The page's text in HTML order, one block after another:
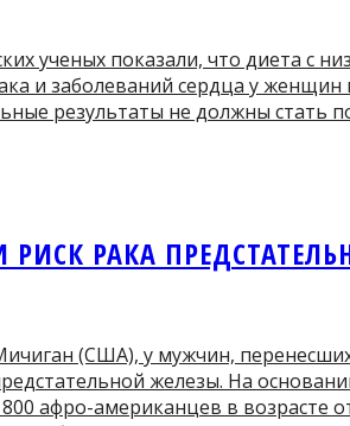
ученых показали, что диета с
и заболеваний сердца у женщин
результаты не должны стать
РАКА
(США), у мужчин,
железы. На
афро-американцев в возрасте